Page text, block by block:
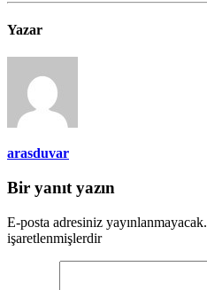
Yazar
arasduvar
Bir yanıt yazın
E-posta adresiniz yayınlanmayacak.
işaretlenmişlerdir